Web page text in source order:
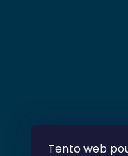
Tento web